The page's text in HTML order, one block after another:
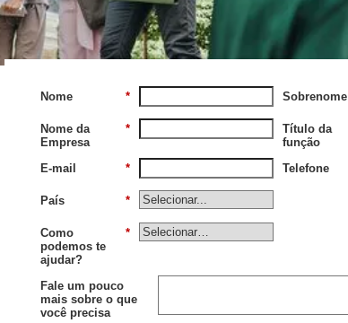
*
Nome Sobrenome
*
Nome da
Empresa
Título da
função
*
E-mail Telefone
*
País
*
Como
podemos te
ajudar?
Fale um pouco
mais sobre o que
você precisa